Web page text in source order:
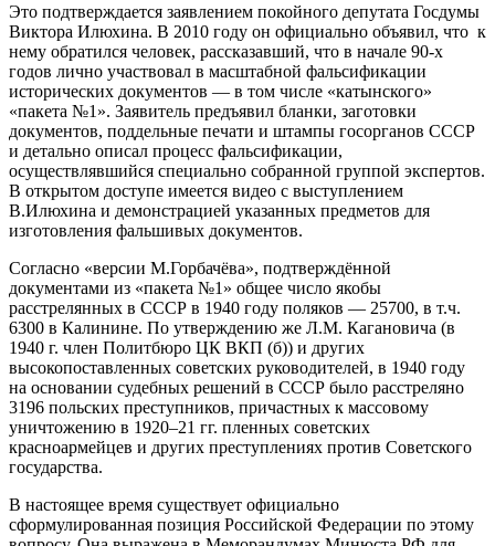
Это подтверждается заявлением покойного депутата Госдумы
Виктора Илюхина. В 2010 году он официально объявил, что к
нему обратился человек, рассказавший, что в начале 90-х
годов лично участвовал в масштабной фальсификации
исторических документов — в том числе «катынского»
«пакета №1». Заявитель предъявил бланки, заготовки
документов, поддельные печати и штампы госорганов СССР
и детально описал процесс фальсификации,
осуществлявшийся специально собранной группой экспертов.
В открытом доступе имеется видео с выступлением
В.Илюхина и демонстрацией указанных предметов для
изготовления фальшивых документов.
Согласно «версии М.Горбачёва», подтверждённой
документами из «пакета №1» общее число якобы
расстрелянных в СССР в 1940 году поляков — 25700, в т.ч.
6300 в Калинине. По утверждению же Л.М. Кагановича (в
1940 г. член Политбюро ЦК ВКП (б)) и других
высокопоставленных советских руководителей, в 1940 году
на основании судебных решений в СССР было расстреляно
3196 польских преступников, причастных к массовому
уничтожению в 1920–21 гг. пленных советских
красноармейцев и других преступлениях против Советского
государства.
В настоящее время существует официально
сформулированная позиция Российской Федерации по этому